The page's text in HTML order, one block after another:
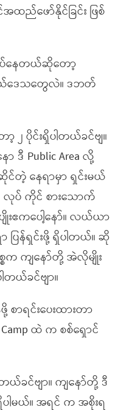
ည်ဖော်နိုင်ခြင်း ဖြစ်
ပ်နေတယ်ဆိုတော့
ဒေသတွေလဲ။ ဒဘတ်
၂ ပိုင်းရှိပါတယ်ခင်ဗျ။
ဒီ Public Area လို့
င်တဲ့ နေရာမှာ ရှင်းမယ်
ာ့ လုပ် ကိုင် စားသောက်
းဧကပေါ့နော်။ လယ်ယာ
ပြန်ရှင်းဖို့ ရှိပါတယ်။ ဆို
စက ကျနော်တို့ အဲလိုမျိုး
တယ်ခင်ဗျာ။
စာရင်းပေးထားတာ
ထဲ က စစ်ရှောင်
ယ်ခင်ဗျာ။ ကျနော်တို့ ဒီ
ါမယ်။ အရင် က အစိုးရ